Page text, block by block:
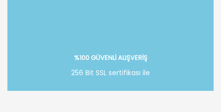
%100 GÜVENLİ ALIŞVERİŞ
256 Bit SSL sertifikası ile